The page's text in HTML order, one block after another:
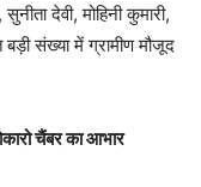
देवी, मोहिनी कुमारी,
बड़ी संख्या में ग्रामीण मौजूद
चैंबर का आभार